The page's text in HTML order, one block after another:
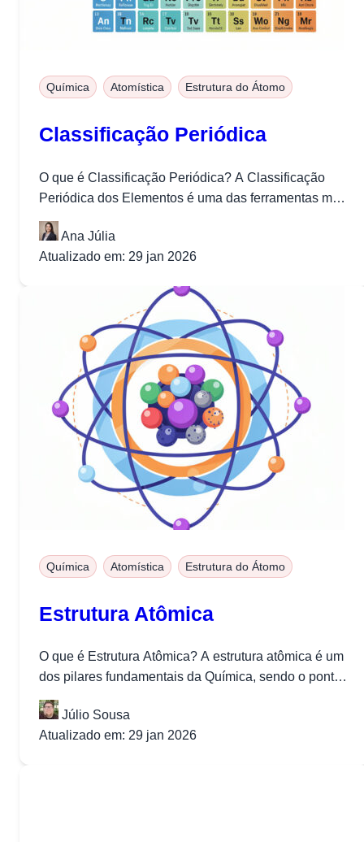
Química Atomística Estrutura do Átomo
Classificação Periódica
O que é Classificação Periódica? A Classificação
Periódica dos Elementos é uma das ferramentas mais
importantes da Química, organizando todos...
Ana Júlia
Atualizado em: 29 jan 2026
Química Atomística Estrutura do Átomo
Estrutura Atômica
O que é Estrutura Atômica? A estrutura atômica é um
dos pilares fundamentais da Química, sendo o ponto
de partida...
Júlio Sousa
Atualizado em: 29 jan 2026